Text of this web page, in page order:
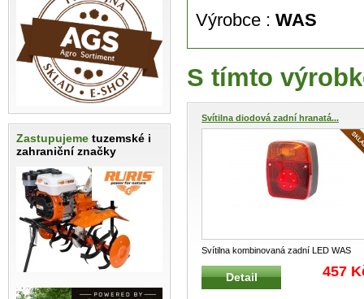
Zastupujeme tuzemské i
zahraniční značky
Výrobce : WAS
S tímto
Svítilna diodová zadní hranatá...
Svítilna kombinovaná zadní LED WAS
W18UDZ 478 Zadní hranatá kombi
Detail 457